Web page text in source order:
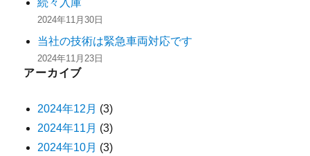
続々入庫
2024年11月30日
当社の技術は緊急車両対応です
2024年11月23日
アーカイブ
2024年12月 (3)
2024年11月 (3)
2024年10月 (3)